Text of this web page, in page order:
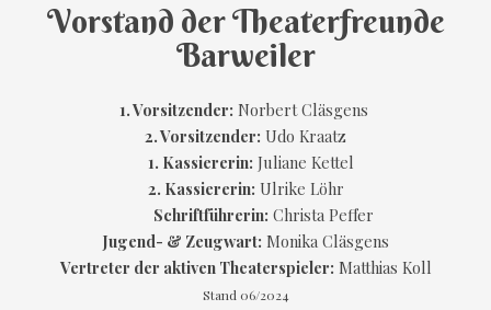
Vorstand der Theaterfreunde
Barweiler
1. Vorsitzender: Norbert Cläsgens
2. Vorsitzender: Udo Kraatz
1. Kassiererin: Juliane Kettel
2. Kassiererin: Ulrike Löhr
Schriftführerin: Christa Peffer
Jugend- & Zeugwart: Monika Cläsgens
Vertreter der aktiven Theaterspieler: Matthias Koll
Stand 06/2024